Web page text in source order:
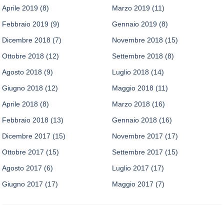
Aprile 2019 (8) Marzo 2019 (11)
Febbraio 2019 (9) Gennaio 2019 (8)
Dicembre 2018 (7) Novembre 2018 (15)
Ottobre 2018 (12) Settembre 2018 (8)
Agosto 2018 (9) Luglio 2018 (14)
Giugno 2018 (12) Maggio 2018 (11)
Aprile 2018 (8) Marzo 2018 (16)
Febbraio 2018 (13) Gennaio 2018 (16)
Dicembre 2017 (15) Novembre 2017 (17)
Ottobre 2017 (15) Settembre 2017 (15)
Agosto 2017 (6) Luglio 2017 (17)
Giugno 2017 (17) Maggio 2017 (7)